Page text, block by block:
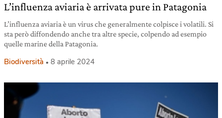
L’influenza aviaria è arrivata pure in Patagonia
L’influenza aviaria è un virus che generalmente colpisce i volatili. Si
sta però diffondendo anche tra altre specie, colpendo ad esempio
quelle marine della Patagonia.
Biodiversità 8 aprile 2024